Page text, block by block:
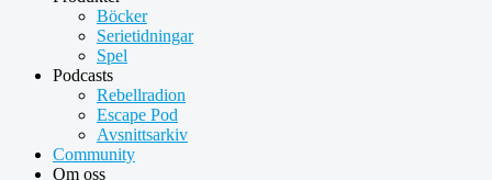
Böcker
Serietidningar
Spel
Podcasts
Rebellradion
Escape Pod
Avsnittsarkiv
Community
Om oss